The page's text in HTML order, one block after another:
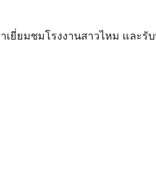
มชมโรงงานสาวไหม และรั